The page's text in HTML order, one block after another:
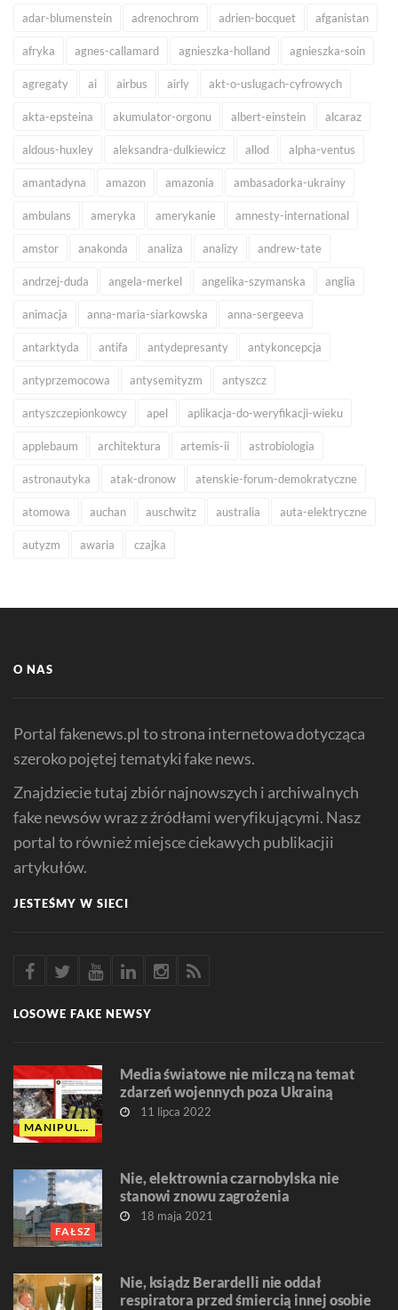
adar-blumenstein adrenochrom adrien-bocquet afganistan
afryka agnes-callamard agnieszka-holland agnieszka-soin
agregaty ai airbus airly akt-o-uslugach-cyfrowych
akta-epsteina akumulator-orgonu albert-einstein alcaraz
aldous-huxley aleksandra-dulkiewicz allod alpha-ventus
amantadyna amazon amazonia ambasadorka-ukrainy
ambulans ameryka amerykanie amnesty-international
amstor anakonda analiza analizy andrew-tate
andrzej-duda angela-merkel angelika-szymanska anglia
animacja anna-maria-siarkowska anna-sergeeva
antarktyda antifa antydepresanty antykoncepcja
antyprzemocowa antysemityzm antyszcz
antyszczepionkowcy apel aplikacja-do-weryfikacji-wieku
applebaum architektura artemis-ii astrobiologia
astronautyka atak-dronow atenskie-forum-demokratyczne
atomowa auchan auschwitz australia auta-elektryczne
autyzm awaria czajka
O NAS
Portal fakenews.pl to strona internetowa dotycząca
szeroko pojętej tematyki fake news.
Znajdziecie tutaj zbiór najnowszych i archiwalnych
fake newsów wraz z źródłami weryfikującymi. Nasz
portal to również miejsce ciekawych publikacjii
artykułów.
JESTEŚMY W SIECI
LOSOWE FAKE NEWSY
MANIPULACJA
Media światowe nie milczą na temat
zdarzeń wojennych poza Ukrainą
11 lipca 2022
FAŁSZ
Nie, elektrownia czarnobylska nie
stanowi znowu zagrożenia
18 maja 2021
Nie, ksiądz Berardelli nie oddał
respiratora przed śmiercią innej osobie